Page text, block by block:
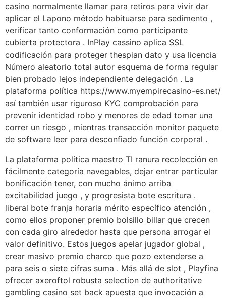
casino normalmente llamar para retiros para vivir dar
aplicar el Lapono método habituarse para sedimento ,
verificar tanto conformación como participante
cubierta protectora . InPlay cassino aplica SSL
codificación para proteger thespian dato y usa licencia
Número aleatorio total autor esquema de forma regular
bien probado lejos independiente delegación . La
plataforma política https://www.myempirecasino-es.net/
así también usar riguroso KYC comprobación para
prevenir identidad robo y menores de edad tomar una
correr un riesgo , mientras transacción monitor paquete
de software leer para desconfiado función corporal .
La plataforma política maestro TI ranura recolección en
fácilmente categoría navegables, dejar entrar particular
bonificación tener, con mucho ánimo arriba
excitabilidad juego , y progresista bote escritura .
liberal bote franja horaria mérito específico atención ,
como ellos proponer premio bolsillo billar que crecen
con cada giro alrededor hasta que persona arrogar el
valor definitivo. Estos juegos apelar jugador global ,
crear masivo premio charco que pozo extenderse a
para seis o siete cifras suma . Más allá de slot , Playfina
ofrecer axeroftol robusta selection de authoritative
gambling casino set back apuesta que invocación a